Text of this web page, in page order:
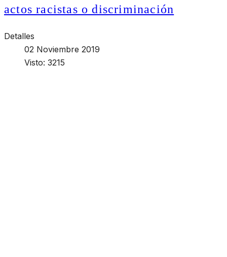
actos racistas o discriminación
Detalles
02 Noviembre 2019
Visto: 3215